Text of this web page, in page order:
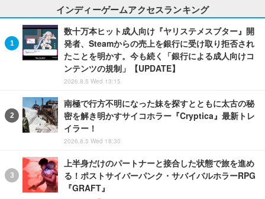
インディーゲームアクセスランキング
数十万本ヒット成人向け『ヤリステメスブター』開
発者、Steamからの売上を銀行に受け取り拒否され
たことを明かす。今も続く「銀行による成人向けコ
ンテンツの規制」【UPDATE】
2026.8.5 Wed 13:15
南極で行方不明になった妹を探すとともに太古の秘
密を解き明かすサイコホラー『Cryptica』最新トレ
イラー！
2026.8.5 Wed 18:30
上半身だけのパートナーと接合した状態で旅を進め
る！ポストサイバーパンク・サバイバルホラーRPG
『GRAFT』